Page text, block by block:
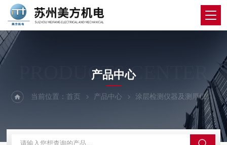
PRODUCTS CENTER
产品中心
当前位置：首页 产品中心 涂层检测仪器及测厚仪